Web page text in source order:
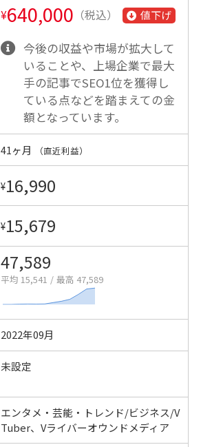
¥640,000 （税込） 値下げ
今後の収益や市場が拡大して
いることや、上場企業で最大
手の記事でSEO1位を獲得し
ている点などを踏まえての金
額となっています。
41ヶ月 （直近利益）
¥16,990
¥15,679
47,589
平均 15,541 / 最高 47,589
2022年09月
未設定
エンタメ・芸能・トレンド/ビジネス/V
Tuber、Vライバーオウンドメディア